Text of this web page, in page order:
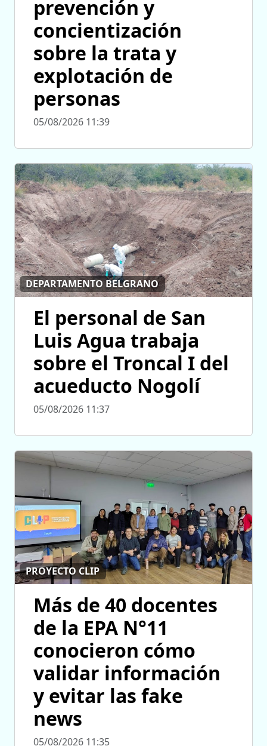
prevención y
concientización
sobre la trata y
explotación de
personas
05/08/2026 11:39
DEPARTAMENTO BELGRANO
El personal de San
Luis Agua trabaja
sobre el Troncal I del
acueducto Nogolí
05/08/2026 11:37
PROYECTO CLIP
Más de 40 docentes
de la EPA N°11
conocieron cómo
validar información
y evitar las fake
news
05/08/2026 11:35